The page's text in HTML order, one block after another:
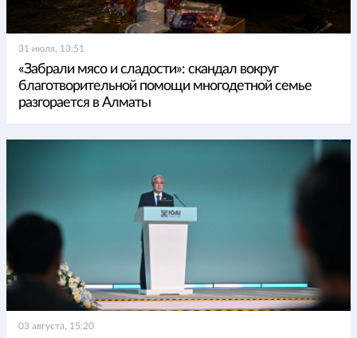
31 июля, 13:51
«Забрали мясо и сладости»: скандал вокруг
благотворительной помощи многодетной семье
разгорается в Алматы
03 августа, 15:20